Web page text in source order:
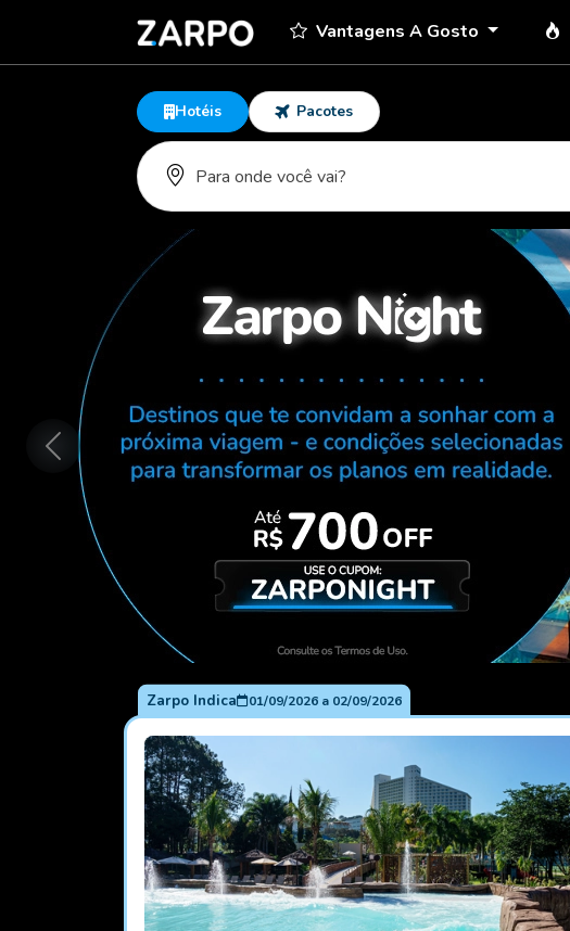
Vantagens A Gosto
Hotéis Pacotes
Anterior
Zarpo Indica 01/09/2026a 02/09/2026